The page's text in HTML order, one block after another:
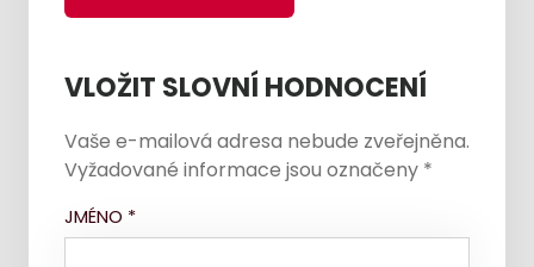
VLOŽIT SLOVNÍ HODNOCENÍ
Vaše e-mailová adresa nebude zveřejněna.
Vyžadované informace jsou označeny *
JMÉNO *